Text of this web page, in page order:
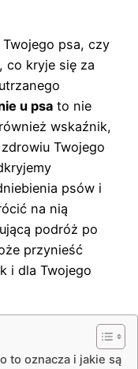
psa, czy
co kryje się za
u psa to nie
wskaźnik,
Twojego
psów i
na nią
podróż po
przynieść
i dla Twojego
to oznacza i jakie są